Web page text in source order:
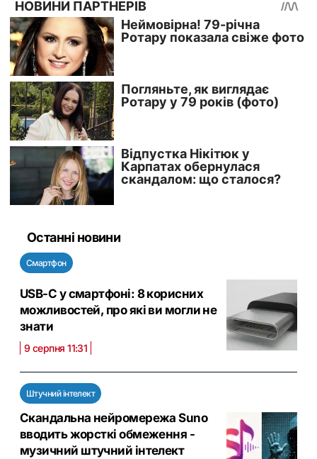
Останні новини
Смартфон
USB-C у смартфоні: 8 корисних
можливостей, про які ви могли не
знати
9 серпня 11:31
Штучний інтелект
Скандальна нейромережа Suno
вводить жорсткі обмеження -
музичний штучний інтелект